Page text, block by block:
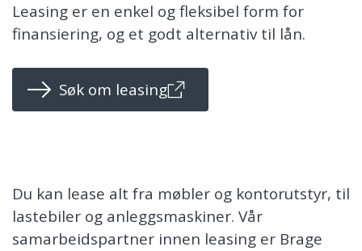
Leasing er en enkel og fleksibel form for
finansiering, og et godt alternativ til lån.
Søk om leasing
Du kan lease alt fra møbler og kontorutstyr, til
lastebiler og anleggsmaskiner. Vår
samarbeidspartner innen leasing er Brage